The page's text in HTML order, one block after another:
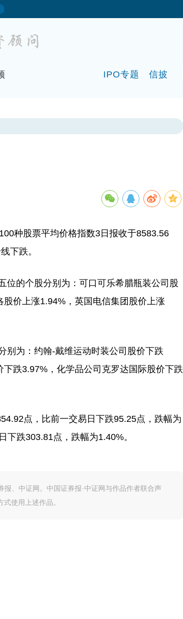
IPO专题 信披
种股票平均价格指数3日报收于8583.56
下跌。
的个股分别为：可口可乐希腊瓶装公司股
价上涨1.94%，英国电信集团股价上涨
为：约翰-戴维运动时装公司股价下跌
跌3.97%，化学品公司克罗达国际股价下跌
点，比前一交易日下跌95.25点，跌幅为
跌303.81点，跌幅为1.40%。
报、中证网。中国证券报·中证网与作品作者联合声
使用上述作品。